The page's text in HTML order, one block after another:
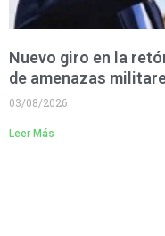
Nuevo giro en la
de amenazas
03/08/2026
Leer Más